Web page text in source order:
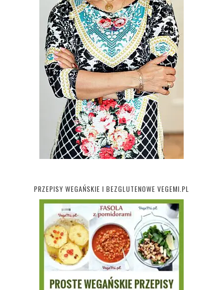
PRZEPISY WEGAŃSKIE I BEZGLUTENOWE VEGEMI.PL